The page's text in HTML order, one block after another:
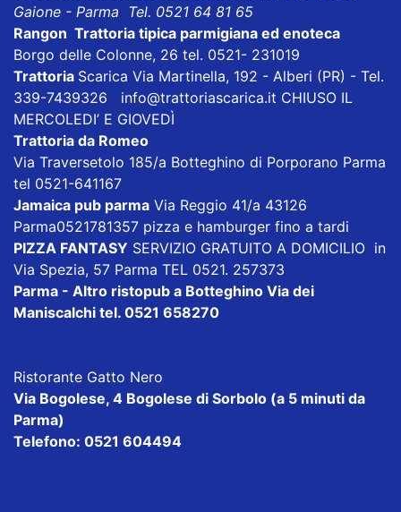
Gaione - Parma Tel. 0521 64 81 65
Rangon Trattoria tipica parmigiana ed enoteca
Borgo delle Colonne, 26 tel. 0521- 231019
Trattoria Scarica Via Martinella, 192 - Alberi (PR) - Tel.
339-7439326 info@trattoriascarica.it CHIUSO IL
MERCOLEDI’ E GIOVEDÌ
Trattoria da Romeo
Via Traversetolo 185/a Botteghino di Porporano Parma
tel 0521-641167
Jamaica pub parma Via Reggio 41/a 43126
Parma0521781357 pizza e hamburger fino a tardi
PIZZA FANTASY SERVIZIO GRATUITO A DOMICILIO in
Via Spezia, 57 Parma TEL 0521. 257373
Parma - Altro ristopub a Botteghino Via dei
Maniscalchi tel. 0521 658270
Ristorante Gatto Nero
Via Bogolese, 4 Bogolese di Sorbolo (a 5 minuti da
Parma)
Telefono: 0521 604494